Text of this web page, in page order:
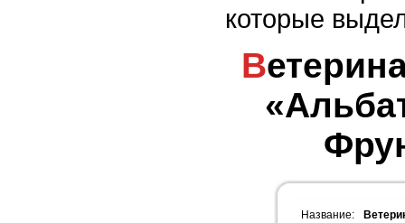
которые
Ветеринарная клиника
Название: